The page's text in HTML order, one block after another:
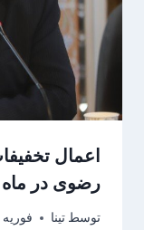
اعمال
رضوی در
توسط تینا فوریه 10, 2026